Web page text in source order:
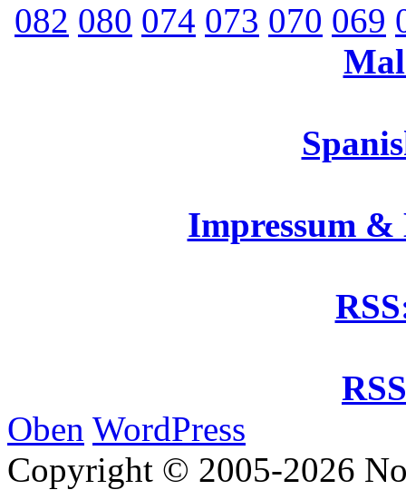
082 080 074 073 070 069
Impressum
Oben WordPress
Copyright © 2005-2026